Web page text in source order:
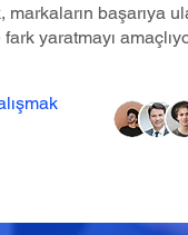
başarıya
yaratmayı